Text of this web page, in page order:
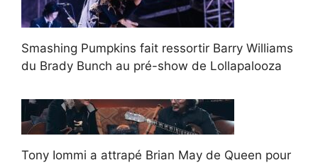
Smashing Pumpkins fait ressortir Barry Williams
du Brady Bunch au pré-show de Lollapalooza
Tony Iommi a attrapé Brian May de Queen pour